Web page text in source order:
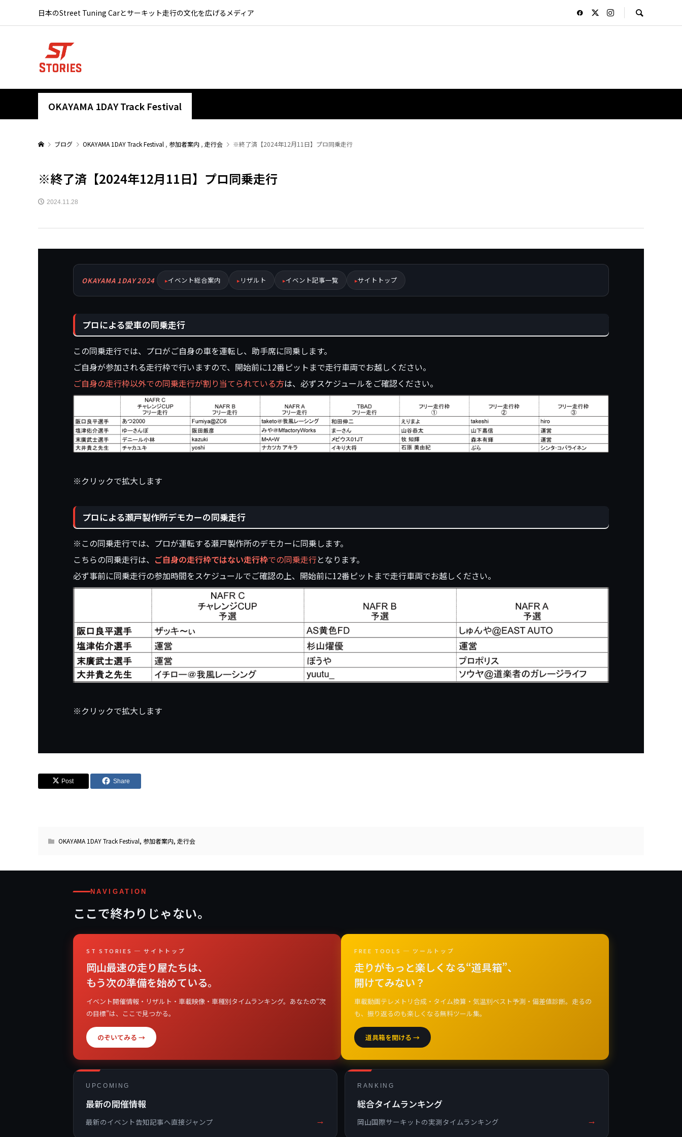
日本のStreet Tuning Carとサーキット走行の文化を広げるメディア
OKAYAMA 1DAY Track Festival
ブログ OKAYAMA 1DAY Track Festival , 参加者案内 , 走行会 ※終了済【2024年12月11日】プロ同乗走行
※終了済【2024年12月11日】プロ同乗走行
2024.11.28
OKAYAMA 1DAY 2024 イベント総合案内 リザルト イベント記事一覧 サイトトップ
プロによる愛車の同乗走行
この同乗走行では、プロがご自身の車を運転し、助手席に同乗します。
ご自身が参加される走行枠で行いますので、開始前に12番ピットまで走行車両でお越しください。
ご自身の走行枠以外での同乗走行が割り当てられている方は、必ずスケジュールをご確認ください。
※クリックで拡大します
プロによる瀬戸製作所デモカーの同乗走行
※この同乗走行では、プロが運転する瀬戸製作所のデモカーに同乗します。
こちらの同乗走行は、 ご自身の走行枠ではない走行枠での同乗走行となります。
必ず事前に同乗走行の参加時間をスケジュールでご確認の上、開始前に12番ピットまで走行車両でお越しください。
※クリックで拡大します
Post Share
OKAYAMA 1DAY Track Festival, 参加者案内, 走行会
NAVIGATION
ここで終わりじゃない。
ST STORIES ─ サイトトップ
岡山最速の走り屋たちは、
もう次の準備を始めている。
イベント開催情報・リザルト・車載映像・車種別タイムランキング。あなたの“次
の目標”は、ここで見つかる。
のぞいてみる →
FREE TOOLS ─ ツールトップ
走りがもっと楽しくなる“道具箱”、
開けてみない？
車載動画テレメトリ合成・タイム換算・気温別ベスト予測・偏差値診断。走るの
も、振り返るのも楽しくなる無料ツール集。
道具箱を開ける →
UPCOMING
最新の開催情報
最新のイベント告知記事へ直接ジャンプ →
RANKING
総合タイムランキング
岡山国際サーキットの実測タイムランキング →